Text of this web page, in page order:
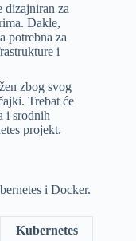
dizajniran za
Dakle,
potrebna za
i
zbog svog
Trebat će
i srodnih
projekt.
i Docker.
Kubernetes